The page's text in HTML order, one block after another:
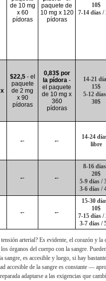
de 10 mg
x 60
pídoras
paquete de
10 mg x 120
pídoras
10$
7-14 días /
$22,5- el
paquete
de 2 mg
x 90
pídoras
0,83$ por
la pídora -
el paquete
de 10 mg x
360
pídoras
14-21
15$
5-12
30$
-- --
14-24
libre
-- --
8-16
20$
5-9 días /
3-6 días /
-- --
15-30
10$
7-15 días /
3-7 días /
arterial? Es evidente, el corazón y
órganos del cuerpo con la sangre.
es accesible y luego, si hay
accesible de la sangre es constante —
adaptarse a las exigencias que